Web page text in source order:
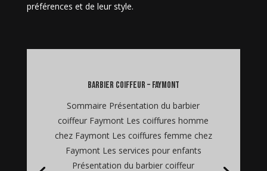
préférences et de leur style.
barbier coiffeur – Faymont
Sommaire Présentation du barbier
coiffeur Faymont Les coiffures homme
chez Faymont Les coiffures femme chez
Faymont Les services pour enfants
Présentation du barbier coiffeur